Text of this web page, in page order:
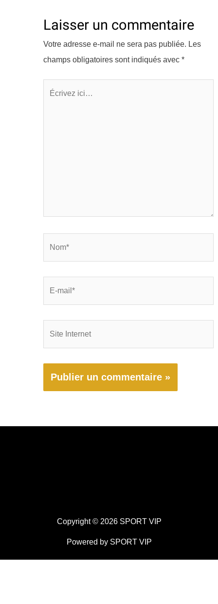
Laisser un commentaire
Votre adresse e-mail ne sera pas publiée. Les
champs obligatoires sont indiqués avec *
Écrivez
Copyright © 2026 SPORT VIP
Powered by SPORT VIP